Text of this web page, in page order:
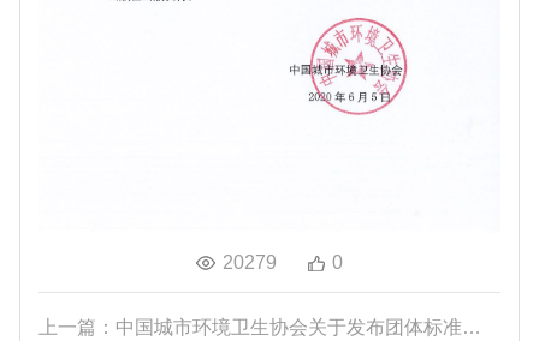
20279 0
上一篇：中国城市环境卫生协会关于发布团体标准《垃...